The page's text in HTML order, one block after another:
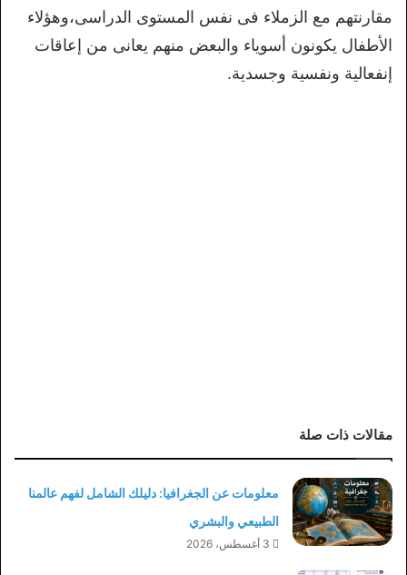
مقارنتهم مع الزملاء فى نفس المستوى الدراسى،وهؤلاء
الأطفال يكونون أسوياء والبعض منهم يعانى من إعاقات
إنفعالية ونفسية وجسدية.
مقالات ذات صلة
معلومات عن الجغرافيا: دليلك الشامل لفهم عالمنا
الطبيعي والبشري
3 أغسطس، 2026